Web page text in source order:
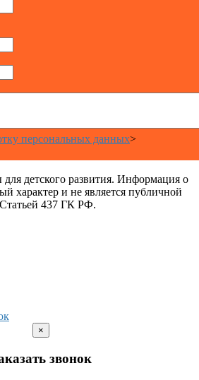
персональных данных>
детского развития. Информация о
характер и не является публичной
437 ГК РФ.
×
звонок